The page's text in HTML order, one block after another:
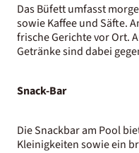
Das Büfett umfasst
sowie Kaffee und Säfte.
frische Gerichte vor Ort.
Getränke sind dabei
Snack-Bar
Die Snackbar am Pool
Kleinigkeiten sowie ein